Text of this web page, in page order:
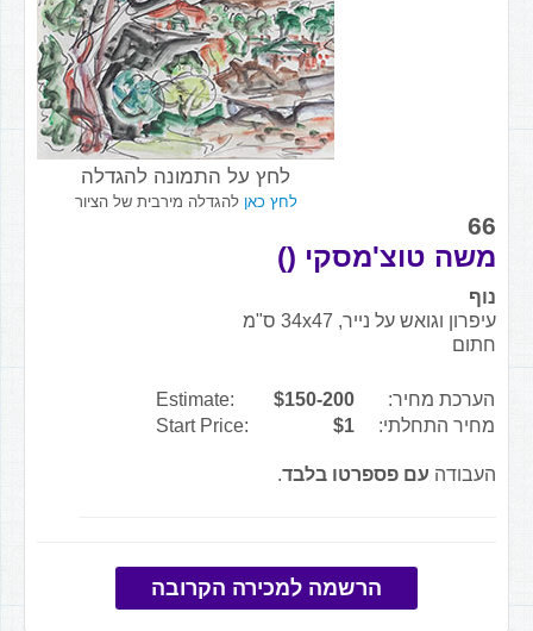
לחץ על התמונה להגדלה
לחץ כאן להגדלה מירבית של הציור
66
משה טוצ'מסקי ()
נוף
עיפרון וגואש על נייר, 34x47 ס"מ
חתום
הערכת מחיר: $150-200
Estimate:
מחיר התחלתי:
$1
Start Price:
העבודה עם פספרטו בלבד.
הרשמה למכירה הקרובה